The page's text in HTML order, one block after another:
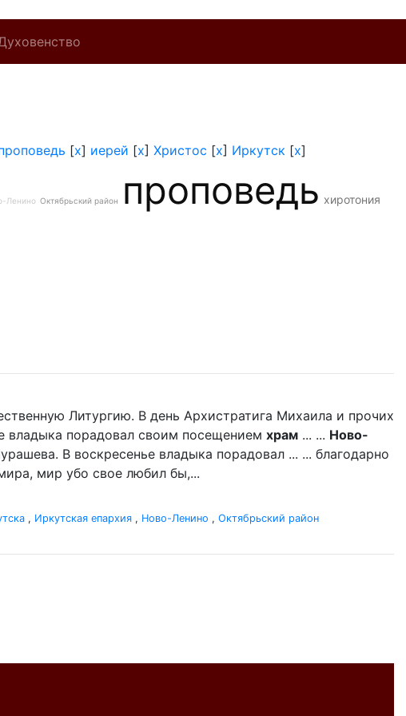
[x] иерей [x] Христос [x] Иркутск [x]
Ленино Октябрьский район проповедь хиротония
Литургию. В день Архистратига Михаила и прочих
владыка порадовал своим посещением храм ... ... Ново-
В воскресенье владыка порадовал ... ... благодарно
мир убо свое любил бы,...
, Иркутская епархия , Ново-Ленино , Октябрьский район